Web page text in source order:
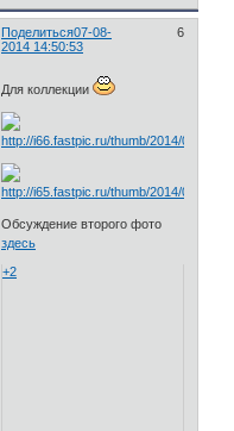
Поделиться 6
07-08-
2014 14:50:53
Для коллекции
Обсуждение второго фото
здесь
+2